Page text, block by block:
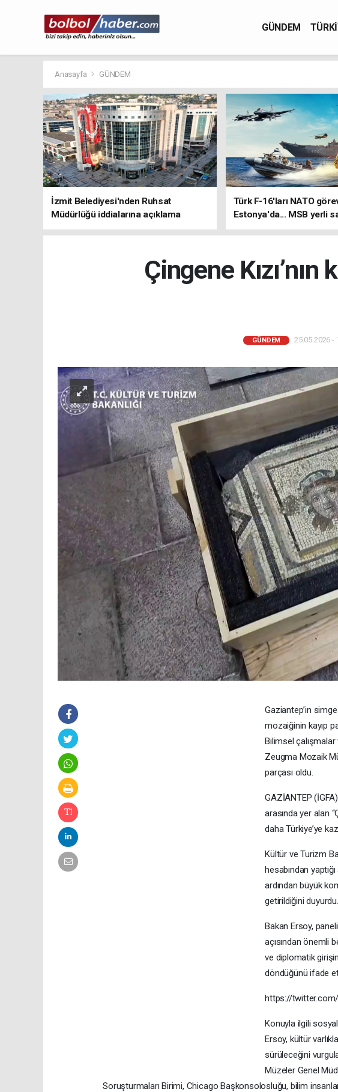
GÜNDEM
Anasayfa GÜNDEM
İzmit Belediyesi'nden Ruhsat
Müdürlüğü iddialarına açıklama
Türk F-16'ları NATO
Estonya'da... MSB yerli
sistemleriyle güçleniyor
Çingene
GÜNDEM 25.05.2026 -
Gaziantep’in
mozaiğinin kayıp
Bilimsel
Zeugma Mozaik
parçası oldu.
GAZİANTEP
arasında yer alan
daha Türkiye’ye
Kültür ve Turizm
hesabından
ardından büyük
getirildiğini duyurdu.
Bakan Ersoy,
açısından önemli
ve diplomatik
döndüğünü ifade
https://
Konuyla ilgili
Ersoy, kültür
sürüleceğini
Müzeler Genel
Soruşturmaları Birimi, Chicago Başkonsolosluğu, bilim